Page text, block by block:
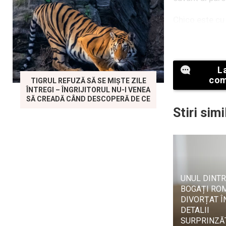
un talent
„Crazy” de
străinătate,
Stiri
UNUL
BOGAȚI
DIVORȚAT
DETALII
TIGRUL REFUZĂ SĂ SE MIȘTE ZILE
ÎNTREGI – ÎNGRIJITORUL NU-I VENEA
SĂ CREADĂ CÂND DESCOPERĂ DE CE